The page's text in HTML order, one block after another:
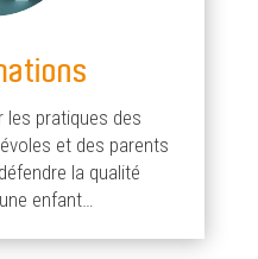
les pratiques des
et des parents
la qualité
enfant…